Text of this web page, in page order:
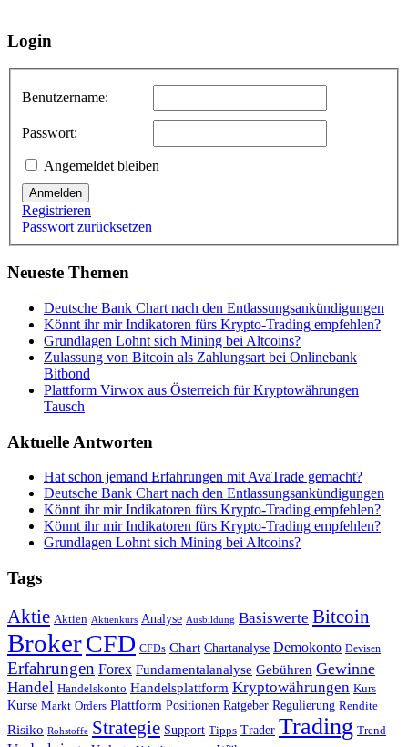
Login
Benutzername:
Passwort:
Angemeldet bleiben
Anmelden
Registrieren
Passwort zurücksetzen
Neueste Themen
Deutsche Bank Chart nach den Entlassungsankündigungen
Könnt ihr mir Indikatoren fürs Krypto-Trading empfehlen?
Grundlagen Lohnt sich Mining bei Altcoins?
Zulassung von Bitcoin als Zahlungsart bei Onlinebank
Bitbond
Plattform Virwox aus Österreich für Kryptowährungen
Tausch
Aktuelle Antworten
Hat schon jemand Erfahrungen mit AvaTrade gemacht?
Deutsche Bank Chart nach den Entlassungsankündigungen
Könnt ihr mir Indikatoren fürs Krypto-Trading empfehlen?
Könnt ihr mir Indikatoren fürs Krypto-Trading empfehlen?
Grundlagen Lohnt sich Mining bei Altcoins?
Tags
Aktie Aktien Aktienkurs Analyse Ausbildung Basiswerte Bitcoin
BrokerCFD CFDs Chart Chartanalyse Demokonto Devisen
Erfahrungen Forex Fundamentalanalyse Gebühren Gewinne
Handel Handelskonto Handelsplattform Kryptowährungen Kurs
Kurse Markt Orders Plattform Positionen Ratgeber Regulierung Rendite
Risiko Rohstoffe Strategie Support Tipps Trader Trading Trend